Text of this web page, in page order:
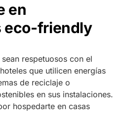
en
eco-friendly
respetuosos con el
que utilicen energías
de reciclaje o
en sus instalaciones.
hospedarte en casas